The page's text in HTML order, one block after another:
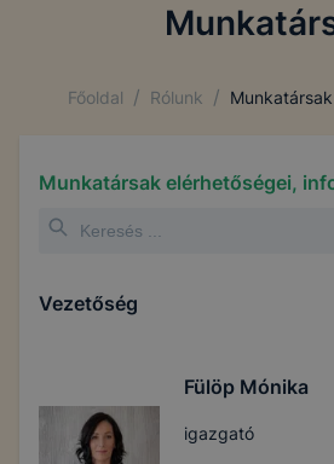
Főoldal / Rólunk / Munkatársak
Munkatársak elérhetőségei,
Vezetőség
Fülöp Mónika
igazgató